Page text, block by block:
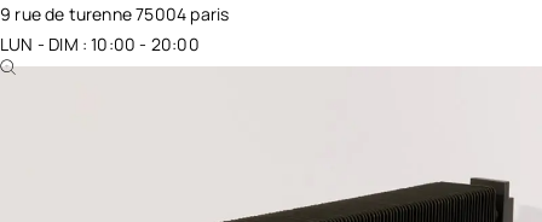
9 rue de turenne 75004 paris
LUN - DIM : 10:00 - 20:00